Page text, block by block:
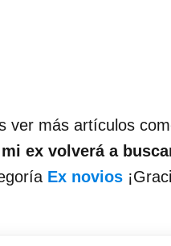
ver más artículos
ex volverá a
Ex novios